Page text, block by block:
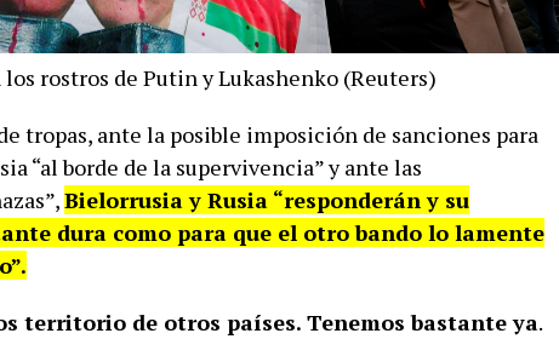
rostros de Putin y Lukashenko (Reuters)
tropas, ante la posible imposición de sanciones para
“al borde de la supervivencia” y ante las
Bielorrusia y Rusia “responderán y su
dura como para que el otro bando lo lamente
territorio de otros países. Tenemos bastante ya.